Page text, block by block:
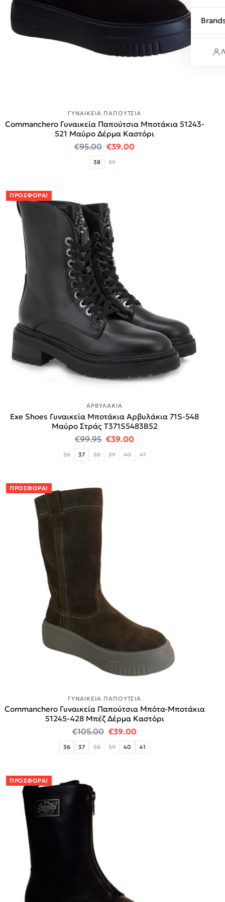
ΓΥΝΑΙΚΕΊΑ ΠΑΠΟΎΤΣΙΑ
Commanchero Γυναικεία Παπούτσια Μποτάκια 51243-
521 Μαύρο Δέρμα Καστόρι
€95.00 Original price was: €95.00.
€39.00Η τρέχουσα τιμή
38 39
ΠΡΟΣΦΟΡΆ!
ΑΡΒΥΛΆΚΙΑ
Exe Shoes Γυναικεία Μποτάκια Αρβυλάκια 71S-548
Μαύρο Στράς T371S5483B52
€99.95 Original price was: €99.95.
€39.00Η τρέχουσα τιμή
36 37 38 39 40 41
ΠΡΟΣΦΟΡΆ!
ΓΥΝΑΙΚΕΊΑ ΠΑΠΟΎΤΣΙΑ
Commanchero Γυναικεία Παπούτσια Μπότα-Μποτάκια
51245-428 Μπέζ Δέρμα Καστόρι
€105.00 Original price was: €105.00.
€39.00Η τρέχουσα τιμή
36 37 38 39 40 41
ΠΡΟΣΦΟΡΆ!